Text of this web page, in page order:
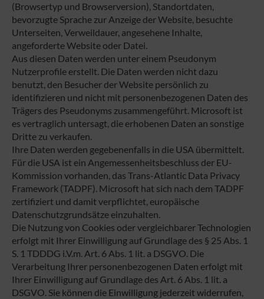
(Browsertyp und Browserversion), Standortdaten,
bevorzugte Sprache zur Anzeige der Website, besuchte
Unterseiten, Verweildauer, angesehene Inhalte,
angeforderte Website oder Datei.
Aus diesen Daten werden unter einem Pseudonym
Nutzerprofile erstellt. Die Daten werden nicht dazu
benutzt, den Besucher der Website persönlich zu
identifizieren und nicht mit personenbezogenen Daten des
Trägers des Pseudonyms zusammengeführt. Microsoft ist
es vertraglich untersagt, die erhobenen Daten an sonstige
Dritte zu verkaufen.
Ihre Daten werden gegebenenfalls in die USA übermittelt.
Für die USA ist ein Angemessenheitsbeschluss der EU-
Kommission vorhanden, das Trans-Atlantic Data Privacy
Framework (TADPF). Microsoft hat sich nach dem TADPF
zertifiziert und damit verpflichtet, europäische
Datenschutzgrundsätze einzuhalten.
Die Nutzung von Cookies oder vergleichbarer Technologien
erfolgt mit Ihrer Einwilligung auf Grundlage des § 25 Abs. 1
S. 1 TDDDG i.V.m. Art. 6 Abs. 1 lit. a DSGVO. Die
Verarbeitung Ihrer personenbezogenen Daten erfolgt mit
Ihrer Einwilligung auf Grundlage des Art. 6 Abs. 1 lit. a
DSGVO. Sie können die Einwilligung jederzeit widerrufen,